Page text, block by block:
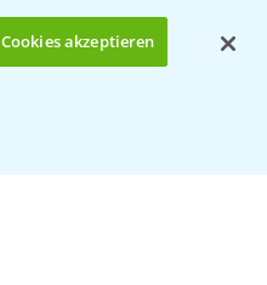
Cookies akzeptieren